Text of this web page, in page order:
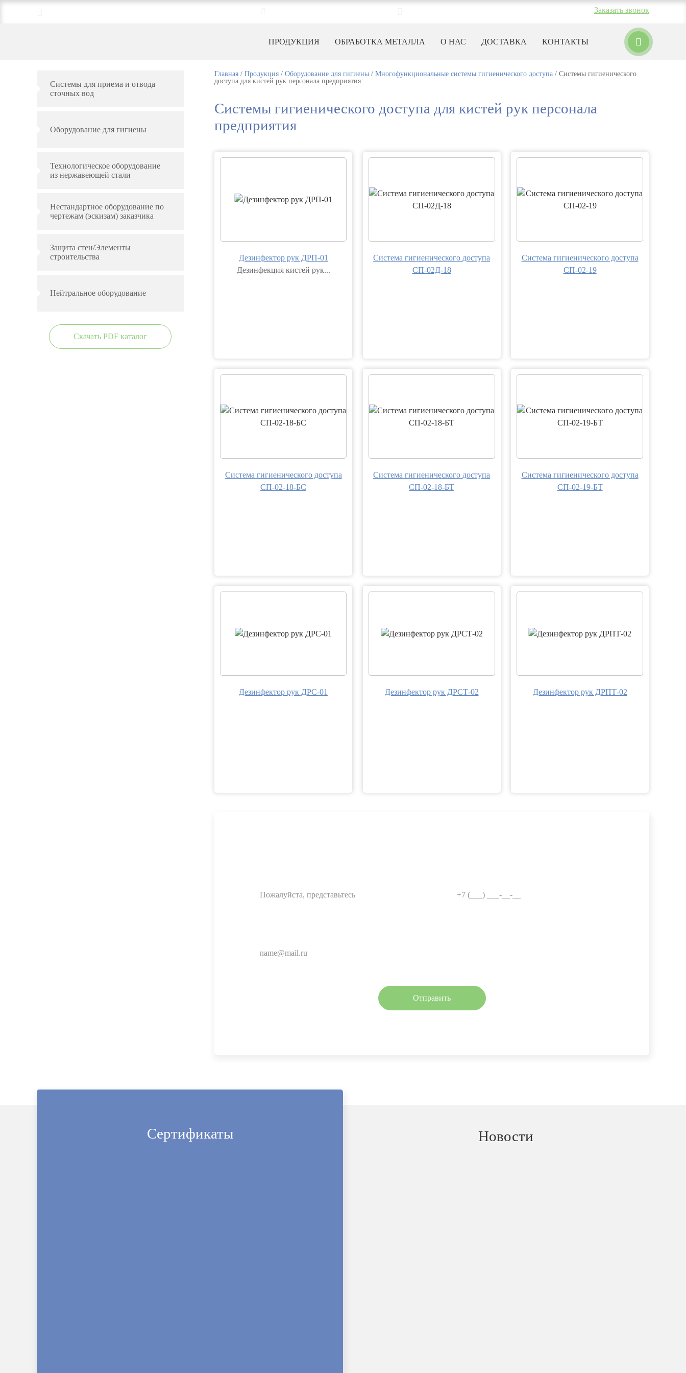
Заказать звонок
ПРОДУКЦИЯ ОБРАБОТКА МЕТАЛЛА О НАС ДОСТАВКА КОНТАКТЫ
Системы для приема и отвода
сточных вод
Оборудование для гигиены
Технологическое оборудование
из нержавеющей стали
Нестандартное оборудование по
чертежам (эскизам) заказчика
Защита стен/Элементы
строительства
Нейтральное оборудование
Скачать PDF каталог
Главная / Продукция / Оборудование для гигиены / Многофункциональные системы гигиенического доступа / Системы гигиенического
доступа для кистей рук персонала предприятия
Системы гигиенического доступа для кистей рук персонала
предприятия
Дезинфектор рук ДРП-01
Дезинфекция кистей рук...
Система гигиенического доступа
СП-02Д-18
Система гигиенического доступа
СП-02-19
Система гигиенического доступа
СП-02-18-БС
Система гигиенического доступа
СП-02-18-БТ
Система гигиенического доступа
СП-02-19-БТ
Дезинфектор рук ДРС-01 Дезинфектор рук ДРСТ-02 Дезинфектор рук ДРПТ-02
Сертификаты Новости